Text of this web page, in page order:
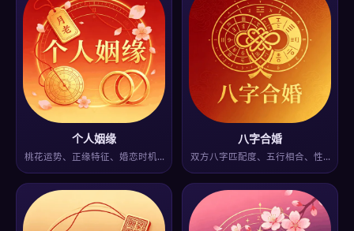
个人姻缘
桃花运势、正缘特征、婚恋时机…
八字合婚
双方八字匹配度、五行相合、性…